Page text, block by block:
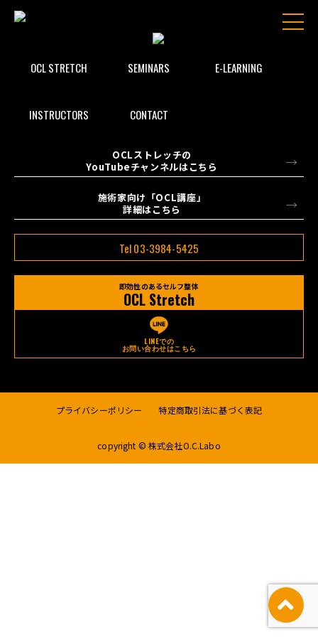
OCL STRETCH SEMINARS E-LEARNING
INSTRUCTORS CONTACT
OCLストレッチの
YouTubeチャンネルはこちら
施術家向け「OCL講座」
詳細はこちら
Tel 03-3984-5425
即効性のあるセルフ整体
OCL Stretch
LINEでの
お問い合わせはこちら
プライバシーポリシー 特定商取引法に基づく表記
copyright © 株式会社O.C.Labo